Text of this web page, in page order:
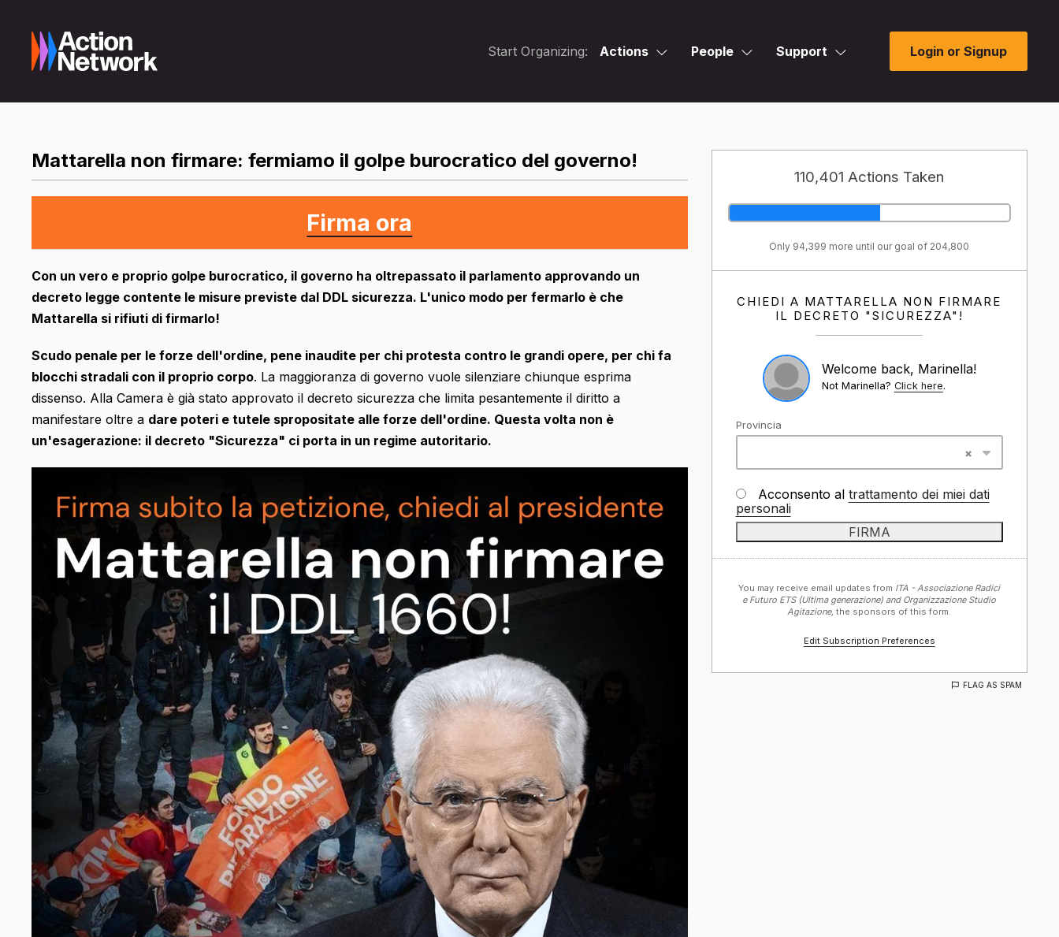
Start Organizing: Actions People Support Login or Signup
110,401 Actions Taken
Only 94,399 more until our goal of 204,800
CHIEDI A MATTARELLA NON FIRMARE
IL DECRETO "SICUREZZA"!
Welcome back, Marinella!
Not Marinella? Click here.
Provincia
Acconsento al trattamento dei miei dati
personali
You may receive email updates from ITA - Associazione Radici
e Futuro ETS (Ultima generazione) and Organizzazione Studio
Agitazione, the sponsors of this form.
Edit Subscription Preferences
FLAG AS SPAM
Mattarella non firmare: fermiamo il golpe burocratico del governo!
Firma ora
Con un vero e proprio golpe burocratico, il governo ha oltrepassato il parlamento approvando un
decreto legge contente le misure previste dal DDL sicurezza. L'unico modo per fermarlo è che
Mattarella si rifiuti di firmarlo!
Scudo penale per le forze dell'ordine, pene inaudite per chi protesta contro le grandi opere, per chi fa
blocchi stradali con il proprio corpo. La maggioranza di governo vuole silenziare chiunque esprima
dissenso. Alla Camera è già stato approvato il decreto sicurezza che limita pesantemente il diritto a
manifestare oltre a dare poteri e tutele spropositate alle forze dell'ordine. Questa volta non è
un'esagerazione: il decreto "Sicurezza" ci porta in un regime autoritario.